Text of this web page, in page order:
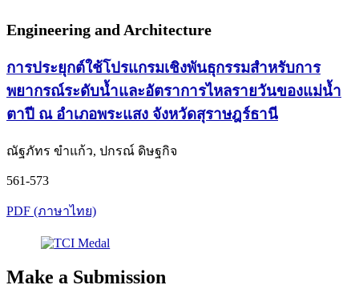
Engineering and Architecture
การประยุกต์ใช้โปรแกรมเชิงพันธุกรรมสำหรับการ
พยากรณ์ระดับน้ำและอัตราการไหลรายวันของแม่น้ำ
ตาปี ณ อำเภอพระแสง จังหวัดสุราษฎร์ธานี
ณัฐภัทร ขำแก้ว, ปกรณ์ ดิษฐกิจ
561-573
PDF (ภาษาไทย)
Make a Submission